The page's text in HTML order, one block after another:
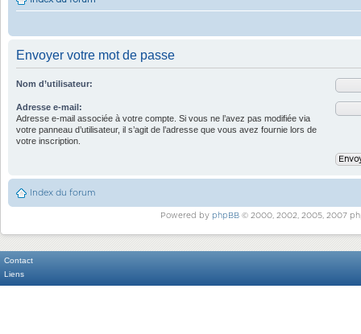
Envoyer votre mot de passe
Nom d’utilisateur:
Adresse e-mail:
Adresse e-mail associée à votre compte. Si vous ne l’avez pas modifiée via
votre panneau d’utilisateur, il s’agit de l’adresse que vous avez fournie lors de
votre inscription.
Index du forum
Powered by phpBB© 2000, 2002, 2005, 2007
Contact
Liens